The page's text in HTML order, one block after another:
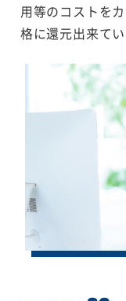
用等のコストを
格に還元出来てい